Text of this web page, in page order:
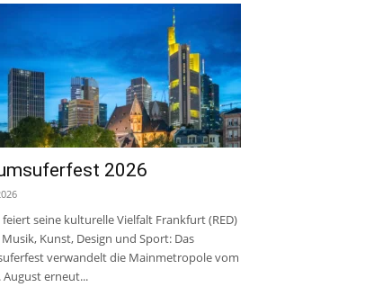
2026
seine kulturelle Vielfalt Frankfurt (RED)
Musik, Kunst, Design und Sport: Das
verwandelt die Mainmetropole vom
August erneut...